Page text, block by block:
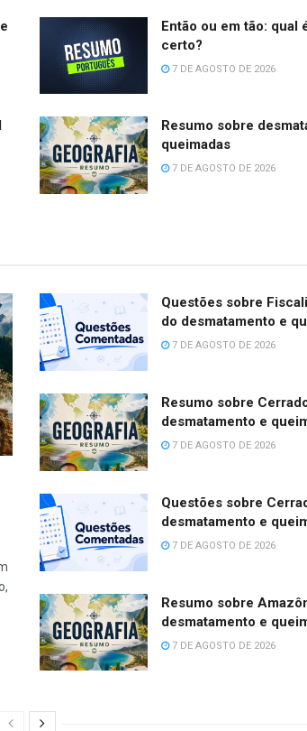
Então ou em tão: qual
certo?
7 DE AGOSTO DE 2026
Resumo sobre
queimadas
7 DE AGOSTO DE 2026
Questões sobre
do desmatamento e
7 DE AGOSTO DE 2026
Resumo sobre
desmatamento e
7 DE AGOSTO DE 2026
Questões sobre
desmatamento e
7 DE AGOSTO DE 2026
Resumo sobre
desmatamento e
7 DE AGOSTO DE 2026